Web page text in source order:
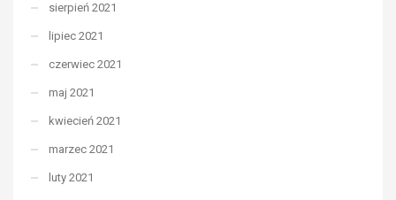
sierpień 2021
lipiec 2021
czerwiec 2021
maj 2021
kwiecień 2021
marzec 2021
luty 2021